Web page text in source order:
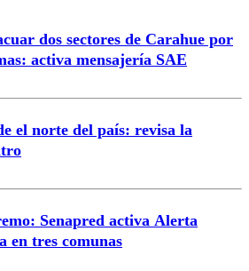
dos sectores de Carahue por
activa mensajería SAE
el norte del país: revisa la
Senapred activa Alerta
en tres comunas